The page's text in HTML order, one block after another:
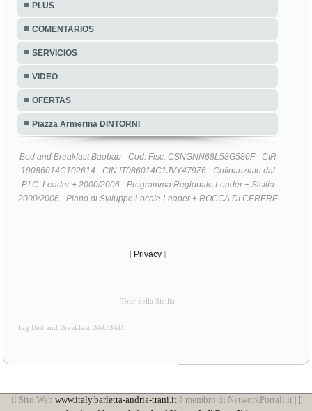
PLUS
COMENTARIOS
SERVICIOS
VIDEO
OFERTAS
Piazza Armerina DINTORNI
Bed and Breakfast Baobab - Cod. Fisc. CSNGNN68L58G580F - CIR
19086014C102614 - CIN IT086014C1JVY479Z6 - Cofinanziato dal
P.I.C. Leader + 2000/2006 - Programma Regionale Leader + Sicilia
2000/2006 - Piano di Sviluppo Locale Leader + ROCCA DI CERERE
[ Privacy ]
Tour della Sicilia
Tag Bed and Breakfast BAOBAB
il Sito Web www.italy.barletta-andria-trani.itè membro di NetworkPortali.it | [